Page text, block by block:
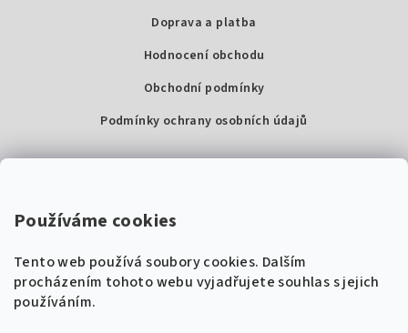
Používáme cookies
Tento web používá soubory cookies. Dalším
procházením tohoto webu vyjadřujete souhlas s jejich
používáním.
Doprava a platba
Hodnocení obchodu
Obchodní podmínky
Podmínky ochrany osobních údajů
Super Noty, s.r.o.
IČ: 04568672